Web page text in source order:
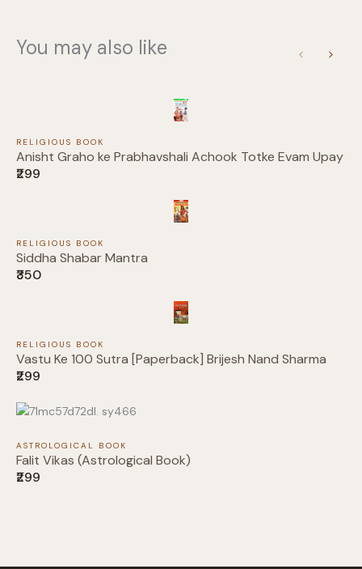
You may also like
PreviousNext
RELIGIOUS BOOK
Anisht Graho ke Prabhavshali Achook Totke Evam Upay
₹299
RELIGIOUS BOOK
Siddha Shabar Mantra
₹350
RELIGIOUS BOOK
Vastu Ke 100 Sutra [Paperback] Brijesh Nand Sharma
₹299
ASTROLOGICAL BOOK
Falit Vikas (Astrological Book)
₹299
Your review
We are processing it and it will appear on the